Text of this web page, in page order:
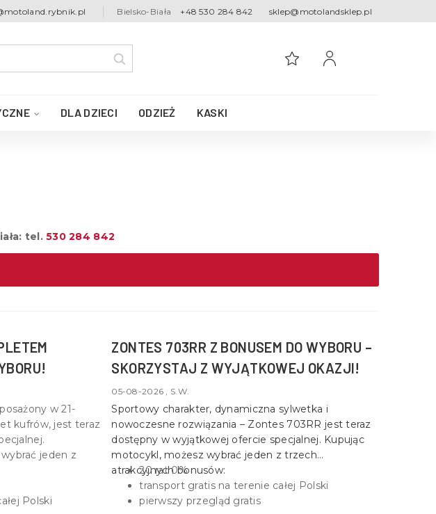
Bielsko-Biała +48 530 284 842 sklep@motolandsklep.pl
DLA DZIECI ODZIEŻ KASKI
tel.530 284 842
w21-
kufrów, jest teraz
jeden z
Polski
ZONTES 703RR Z BONUSEM DO WYBORU –
SKORZYSTAJ Z WYJĄTKOWEJ OKAZJI!
05-08-2026 , S.W.
Sportowy charakter, dynamiczna sylwetka i
nowoczesne rozwiązania – Zontes 703RR jest teraz
dostępny w wyjątkowej ofercie specjalnej. Kupując
motocykl, możesz wybrać jeden z trzech
atrakcyjnych bonusów:
20 rat 0%
transport gratis na terenie całej Polski
pierwszy przegląd gratis